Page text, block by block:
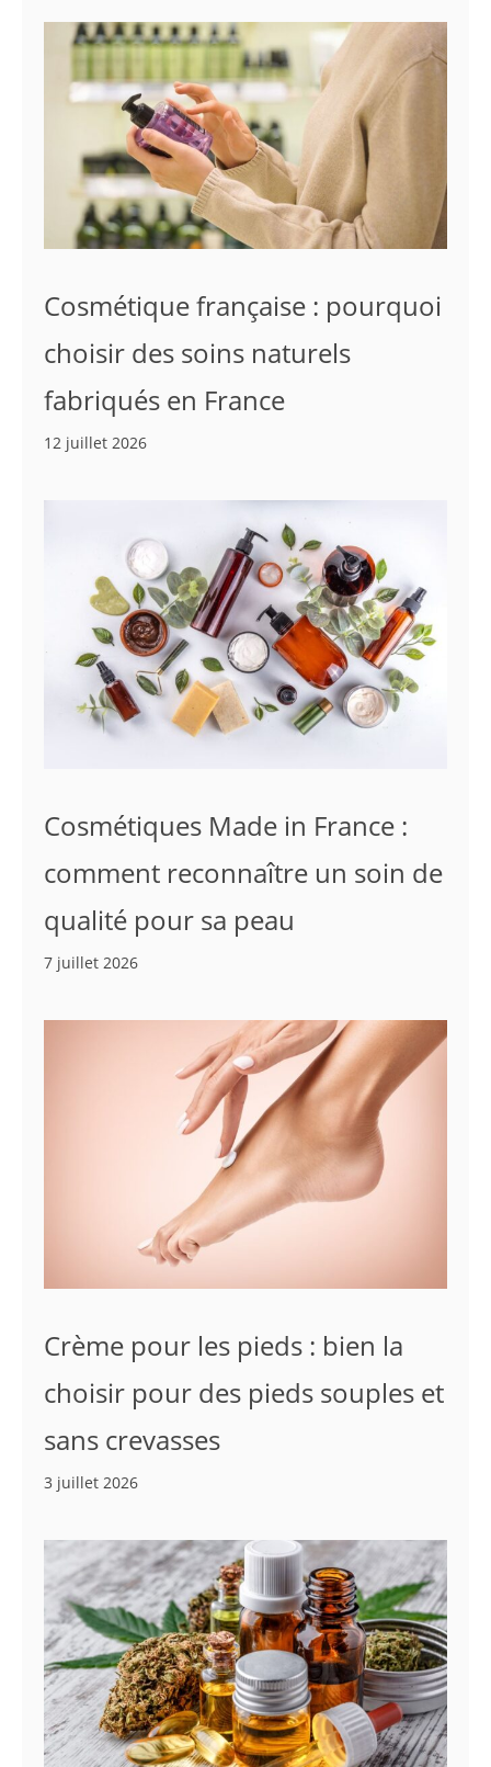
Cosmétique française : pourquoi
choisir des soins naturels
fabriqués en France
12 juillet 2026
Cosmétiques Made in France :
comment reconnaître un soin de
qualité pour sa peau
7 juillet 2026
Crème pour les pieds : bien la
choisir pour des pieds souples et
sans crevasses
3 juillet 2026